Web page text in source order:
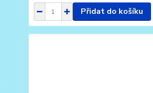
Přidat do košíku